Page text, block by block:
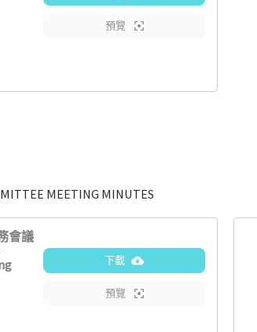
預覽
MEETING MINUTES
會議
下載
預覽